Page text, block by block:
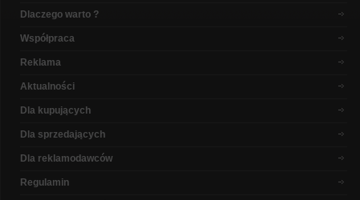
Dlaczego warto ?
Współpraca
Reklama
Aktualności
Dla kupujących
Dla sprzedających
Dla reklamodawców
Regulamin